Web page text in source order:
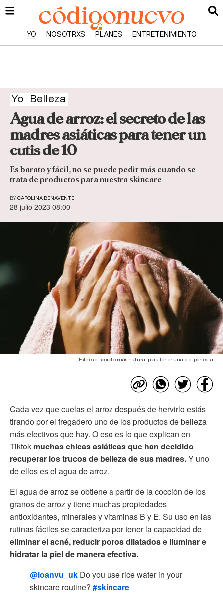
YO NOSOTRXS PLANES ENTRETENIMIENTO
Yo Belleza
Agua de arroz: el secreto de las
madres asiáticas para tener un
cutis de 10
Es barato y fácil, no se puede pedir más cuando se
trata de productos para nuestra skincare
BY CAROLINA BENAVENTE
28 julio 2023 08:00
Este es el secreto más natural para tener una piel perfecta
Cada vez que cuelas el arroz después de hervirlo estás
tirando por el fregadero uno de los productos de belleza
más efectivos que hay. O eso es lo que explican en
Tiktok muchas chicas asiáticas que han decidido
recuperar los trucos de belleza de sus madres.Y uno
de ellos es el agua de arroz.
El agua de arroz se obtiene a partir de la cocción de los
granos de arroz y tiene muchas propiedades
antioxidantes, minerales y vitaminas B y E. Su uso en las
rutinas fáciles se caracteriza por tener la capacidad de
eliminar el acné, reducir poros dilatados e iluminar e
hidratar la piel de manera efectiva.
@loanvu_uk Do you use rice water in your
skincare routine? #skincare